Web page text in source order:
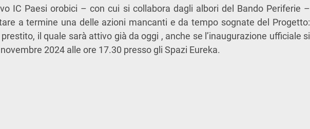
IC Paesi orobici – con cui si collabora dagli albori del Bando Periferie –
a termine una delle azioni mancanti e da tempo sognate del Progetto:
il quale sarà attivo già da oggi , anche se l’inaugurazione ufficiale si
2024 alle ore 17.30 presso gli Spazi Eureka.